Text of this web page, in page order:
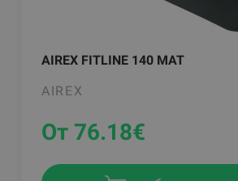
AIREX FITLINE 140 MAT
AIREX
От 76.18€